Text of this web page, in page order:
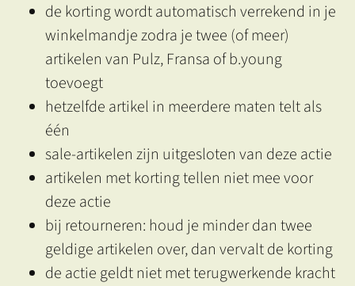
de korting wordt automatisch verrekend in je
winkelmandje zodra je twee (of meer)
artikelen van Pulz, Fransa of b.young
toevoegt
hetzelfde artikel in meerdere maten telt als
één
sale-artikelen zijn uitgesloten van deze actie
artikelen met korting tellen niet mee voor
deze actie
bij retourneren: houd je minder dan twee
geldige artikelen over, dan vervalt de korting
de actie geldt niet met terugwerkende kracht